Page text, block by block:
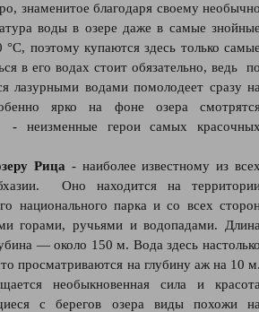
знаменитое благодаря своему
воды в озере даже в самые
поэтому купаются здесь только
в его водах стоит обязательно, ведь
лазурными водами помолодеет сразу
ярко на фоне озера
- неизменные герои самых
Рица - наиболее известному из
Оно находится на
национального парка и со всех
горами, ручьями и водопадами.
— около 150 м. Вода здесь
просматриваются на глубину аж на 10
необыкновенная сила и
с берегов озера виды похожи